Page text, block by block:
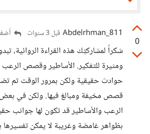
0
Abdelrhman_811 قبل 3 سنوات
شكراً لمشاركتِك هذه القراءة الروائية،
ومثيرة للتفكير. الأساطير وقصص
حوادث حقيقية ولكن بمرور الوقت تم
قصص مخيفة ومبالغ فيها. ولكن في
الرعب والأساطير قد تكون لها جوانب
بظواهر غامضة وغريبة لا يمكن تفسيرها